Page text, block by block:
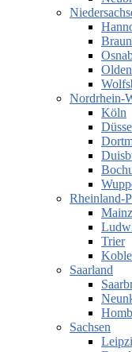
Nordrhein-
Köln
Rheinland-
Mainz
Trier
Saarland
Sachsen